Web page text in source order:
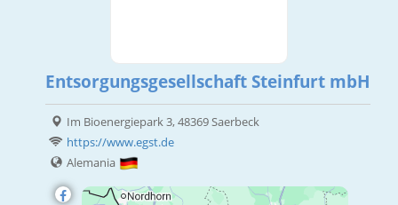
Entsorgungsgesellschaft Steinfurt mbH
Im Bioenergiepark 3, 48369 Saerbeck
https://www.egst.de
Alemania